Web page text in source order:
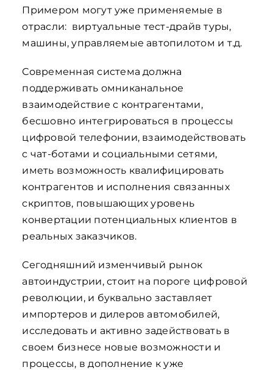
Примером могут уже применяемые в
отрасли: виртуальные тест-драйв туры,
машины, управляемые автопилотом и т.д.
Современная система должна
поддерживать омниканальное
взаимодействие с контрагентами,
бесшовно интегрироваться в процессы
цифровой телефонии, взаимодействовать
с чат-ботами и социальными сетями,
иметь возможность квалифицировать
контрагентов и исполнения связанных
скриптов, повышающих уровень
конвертации потенциальных клиентов в
реальных заказчиков.
Сегодняшний изменчивый рынок
автоиндустрии, стоит на пороге цифровой
революции, и буквально заставляет
импортеров и дилеров автомобилей,
исследовать и активно задействовать в
своем бизнесе новые возможности и
процессы, в дополнение к уже